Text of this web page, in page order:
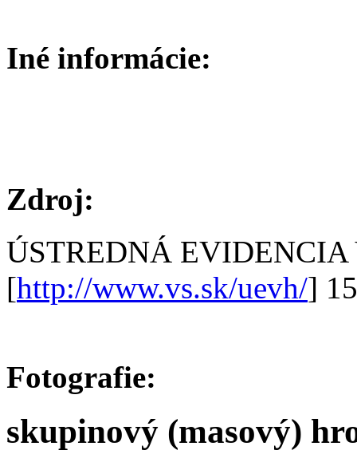
Iné informácie:
Zdroj:
ÚSTREDNÁ
[http://www.vs.sk/uevh/]
Fotografie:
skupinový (masový)